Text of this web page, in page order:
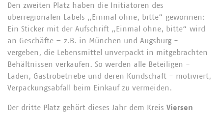
Den zweiten Platz haben die Initiatoren des
überregionalen Labels „Einmal ohne, bitte“ gewonnen:
Ein Sticker mit der Aufschrift „Einmal ohne, bitte“ wird
an Geschäfte – z.B. in München und Augsburg -
vergeben, die Lebensmittel unverpackt in mitgebrachten
Behältnissen verkaufen. So werden alle Beteiligen -
Läden, Gastrobetriebe und deren Kundschaft - motiviert,
Verpackungsabfall beim Einkauf zu vermeiden.
Der dritte Platz gehört dieses Jahr dem Kreis Viersen